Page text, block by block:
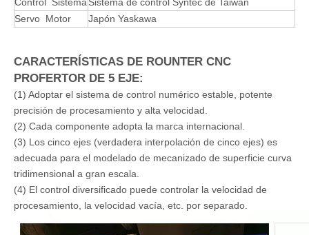
Modelo
IGW-5AM-2010
Escribe
Pórtico en movimiento de 5 eje CNC
Mesa
estructura
Placa de acero de hierro fundido
Transmisión
Rack helico en el eje x y, tornillo de bola tbi de
Taiwán para el eje z
Carril de guía
Tres eje #30 Guía de Taiwán Rail
Cambio de
herramienta
12 cambios en la herramienta
Huso
Cabeza española de cinco ejes akemd y 14.4-
17kw huso
Control SistemaSistema de control Syntec de Taiwán
Servo Motor
Japón Yaskawa